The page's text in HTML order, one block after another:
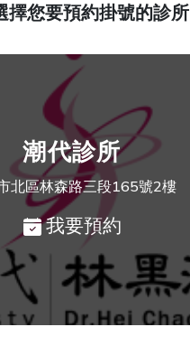
擇您要預約掛號的診所
潮代診所
北區林森路三段165號2樓
我要預約